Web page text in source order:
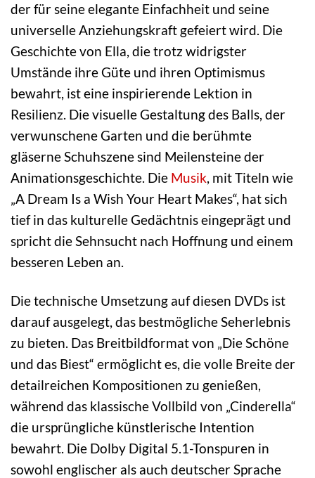
der für seine elegante Einfachheit und seine
universelle Anziehungskraft gefeiert wird. Die
Geschichte von Ella, die trotz widrigster
Umstände ihre Güte und ihren Optimismus
bewahrt, ist eine inspirierende Lektion in
Resilienz. Die visuelle Gestaltung des Balls, der
verwunschene Garten und die berühmte
gläserne Schuhszene sind Meilensteine der
Animationsgeschichte. Die Musik, mit Titeln wie
„A Dream Is a Wish Your Heart Makes“, hat sich
tief in das kulturelle Gedächtnis eingeprägt und
spricht die Sehnsucht nach Hoffnung und einem
besseren Leben an.
Die technische Umsetzung auf diesen DVDs ist
darauf ausgelegt, das bestmögliche Seherlebnis
zu bieten. Das Breitbildformat von „Die Schöne
und das Biest“ ermöglicht es, die volle Breite der
detailreichen Kompositionen zu genießen,
während das klassische Vollbild von „Cinderella“
die ursprüngliche künstlerische Intention
bewahrt. Die Dolby Digital 5.1-Tonspuren in
sowohl englischer als auch deutscher Sprache